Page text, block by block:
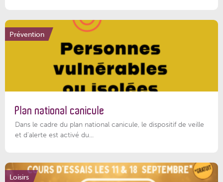
Prévention
Plan national canicule
Dans le cadre du plan national canicule, le dispositif de veille
et d’alerte est activé du...
Loisirs